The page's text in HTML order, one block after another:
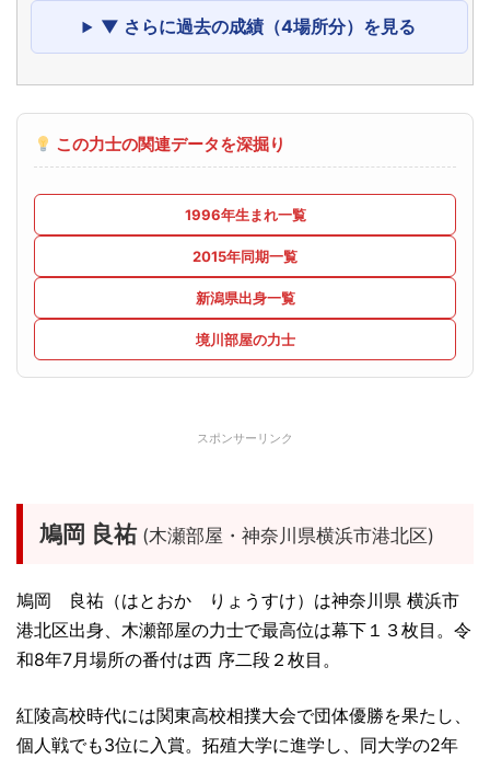
▼ さらに過去の成績（4場所分）を見る
この力士の関連データを深掘り
1996年生まれ一覧
2015年同期一覧
新潟県出身一覧
境川部屋の力士
スポンサーリンク
鳩岡 良祐 (木瀬部屋・神奈川県横浜市港北区)
鳩岡 良祐（はとおか りょうすけ）は神奈川県 横浜市
港北区出身、木瀬部屋の力士で最高位は幕下１３枚目。令
和8年7月場所の番付は西 序二段２枚目。
紅陵高校時代には関東高校相撲大会で団体優勝を果たし、
個人戦でも3位に入賞。拓殖大学に進学し、同大学の2年